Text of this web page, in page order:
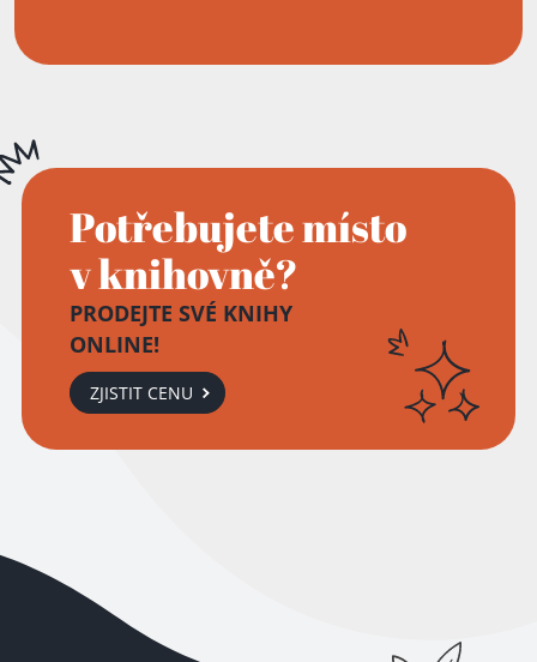
Potřebujete místo
v knihovně?
PRODEJTE SVÉ KNIHY
ONLINE!
ZJISTIT CENU